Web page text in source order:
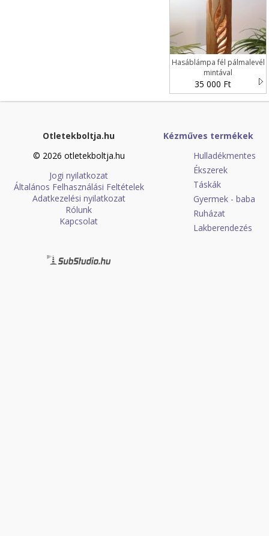
Hasáblámpa fél pálmalevél
mintával
35 000 Ft
Otletekboltja.hu
© 2026 otletekboltja.hu
Jogi nyilatkozat
Általános Felhasználási Feltételek
Adatkezelési nyilatkozat
Rólunk
Kapcsolat
Kézműves termékek
Hulladékmentes
Ékszerek
Táskák
Gyermek - baba
Ruházat
Lakberendezés